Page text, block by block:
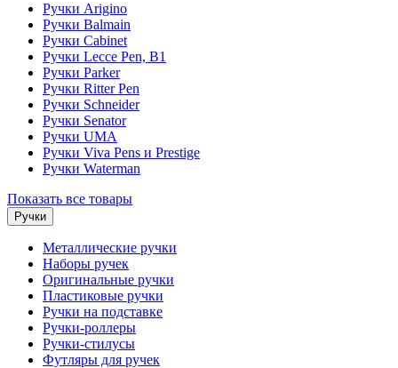
Ручки Arigino
Ручки Balmain
Ручки Cabinet
Ручки Lecce Pen, B1
Ручки Parker
Ручки Ritter Pen
Ручки Schneider
Ручки Senator
Ручки UMA
Ручки Viva Pens и Prestige
Ручки Waterman
Показать все товары
Ручки
Металлические ручки
Наборы ручек
Оригинальные ручки
Пластиковые ручки
Ручки на подставке
Ручки-роллеры
Ручки-стилусы
Футляры для ручек